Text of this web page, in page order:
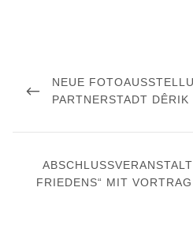
PREVIOUS
POST
NEUE
PARTNERSTADT DÊRIK
NEXT
POST
FRIEDENS“ MIT